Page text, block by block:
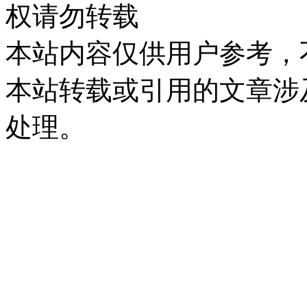
权请勿转载
本站内容仅供用户参考
本站转载或引用的文章
处理。